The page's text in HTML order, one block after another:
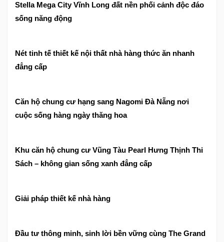
Stella Mega City Vĩnh Long đất nền phối cảnh độc đáo
sống năng động
Nét tinh tế thiết kế nội thất nhà hàng thức ăn nhanh
đẳng cấp
Căn hộ chung cư hạng sang Nagomi Đà Nẵng nơi
cuộc sống hàng ngày thăng hoa
Khu căn hộ chung cư Vũng Tàu Pearl Hưng Thịnh Thi
Sách – không gian sống xanh đẳng cấp
Giải pháp thiết kế nhà hàng
Đầu tư thông minh, sinh lời bền vững cùng The Grand